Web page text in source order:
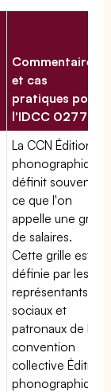
Commentaires
et cas
pratiques pour
l'IDCC 02770
La CCN Édition
phonographique
définit souvent
ce que l'on
appelle une grille
de salaires.
Cette grille est
définie par les
représentants
sociaux et
patronaux de la
convention
collective Édition
phonographique